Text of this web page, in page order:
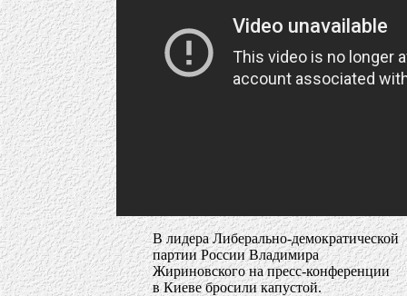
В лидера Либерально-демократической
партии России Владимира
Жириновского на пресс-конференции
в Киеве бросили капустой.